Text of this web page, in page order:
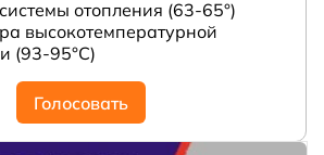
отопления (63-65°)
высокотемпературной
(93-95°С)
Голосовать